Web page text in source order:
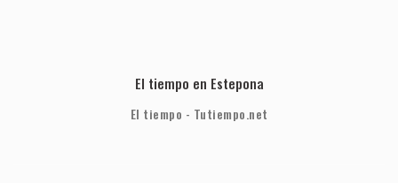
El tiempo en Estepona
El tiempo - Tutiempo.net